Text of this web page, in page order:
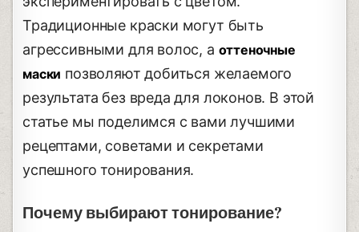
Традиционные краски могут быть
агрессивными для волос, а оттеночные
маски позволяют добиться желаемого
результата без вреда для локонов. В этой
статье мы поделимся с вами лучшими
рецептами, советами и секретами
успешного тонирования.
Почему выбирают тонирование?